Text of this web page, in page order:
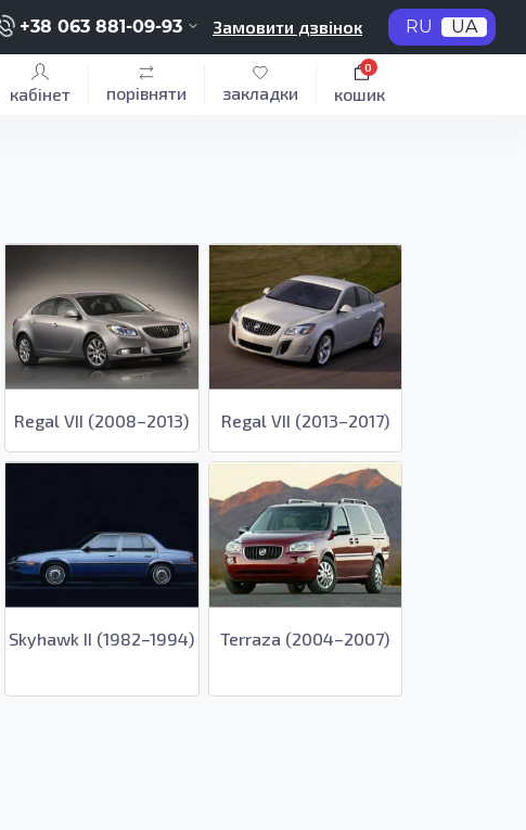
+38 063 881-09-93 Замовити дзвінок RU UA
кабінет порівняти закладки кошик
0
Regal VII (2008–2013) Regal VII (2013–2017)
Skyhawk II (1982–1994) Terraza (2004–2007)